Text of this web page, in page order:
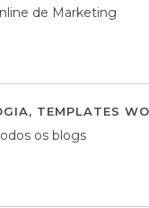
de Marketing
, TEMPLATES
os blogs